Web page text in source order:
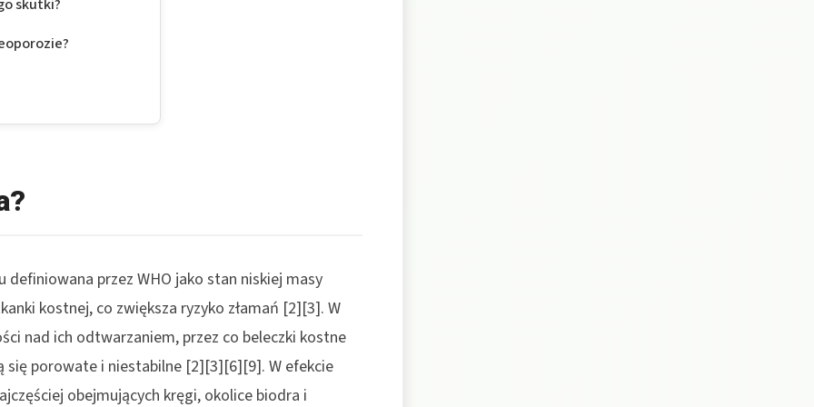
przez WHO jako stan niskiej masy
kostnej, co zwiększa ryzyko złamań [2][3]. W
nad ich odtwarzaniem, przez co beleczki kostne
się porowate i niestabilne [2][3][6][9]. W efekcie
obejmujących kręgi, okolice biodra i